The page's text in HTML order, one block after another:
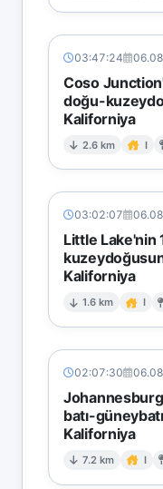
03:47:24
Coso
doğu-
Kaliforniya
2.6 km I
03:02:07
Little Lake'nin
Kaliforniya
1.6 km I
02:07:30
batı-
Kaliforniya
7.2 km I